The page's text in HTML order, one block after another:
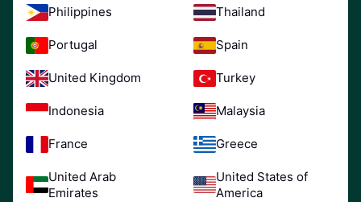
Philippines Thailand
Portugal Spain
United Kingdom Turkey
Indonesia Malaysia
France Greece
United Arab
Emirates
United States of
America